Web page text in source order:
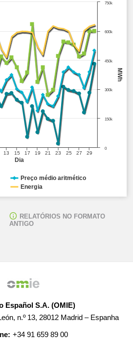
Dia
MWh
13 19 25
15 17 21 23 27 29
0
150k
300k
450k
600k
750k
Preço médio aritmético
Energia
RELATÓRIOS NO FORMATO
ANTIGO
Español S.A. (OMIE)
n.º 13, 28012 Madrid – Espanha
+34 91 659 89 00